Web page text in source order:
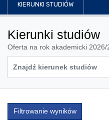
KIERUNKI STUDIÓW
Kierunki studiów
Oferta na rok akademicki 2026/
Filtrowanie wyników